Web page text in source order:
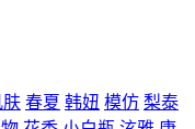
肤 春夏 韩妞 模仿 梨泰